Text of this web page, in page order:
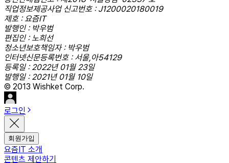
직업정보제공사업 신고번호 : J1200020180019
제호 : 요즘IT
발행인 : 박우범
편집인 : 노희선
청소년보호책임자 : 박우범
인터넷신문등록번호 : 서울,아54129
등록일 : 2022년 01월 23일
발행일 : 2021년 01월 10일
© 2013 Wishket Corp.
로그인
회원가입
요즘IT 소개
콘텐츠 제안하기